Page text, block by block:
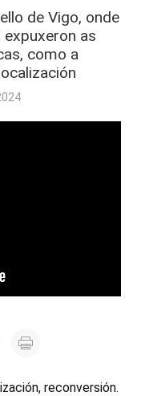
de Vigo, onde
as
como a
reconversión.